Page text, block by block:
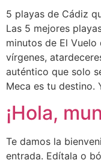
5 playas de Cádiz
Las 5 mejores
minutos de El
vírgenes,
auténtico que solo
Meca es tu destino.
¡Hola,
Te damos la
entrada. Edítala o